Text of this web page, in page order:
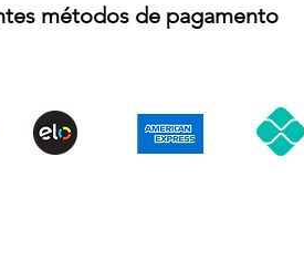
métodos de pagamento